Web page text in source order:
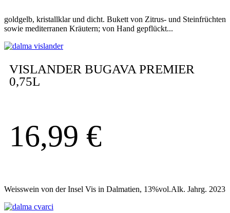
goldgelb, kristallklar und dicht. Bukett von Zitrus- und Steinfrüchten
sowie mediterranen Kräutern; von Hand gepflückt...
VISLANDER BUGAVA PREMIER
0,75L
16,99 €
Weisswein von der Insel Vis in Dalmatien, 13%vol.Alk. Jahrg. 2023